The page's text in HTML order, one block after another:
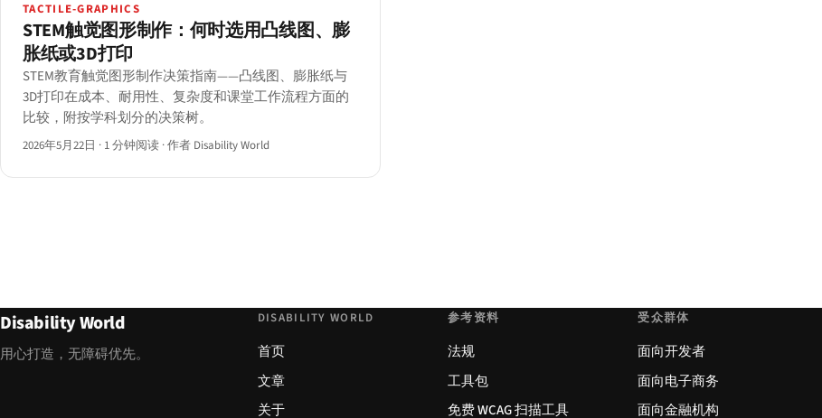
TACTILE-GRAPHICS
STEM触觉图形制作：何时选用凸线图、膨
胀纸或3D打印
STEM教育触觉图形制作决策指南——凸线图、膨胀纸与
3D打印在成本、耐用性、复杂度和课堂工作流程方面的
比较，附按学科划分的决策树。
2026年5月22日 · 1 分钟阅读 ·作者 Disability World
Disability World
用心打造，无障碍优先。
DISABILITY WORLD
首页
文章
关于
参考资料
法规
工具包
免费 WCAG 扫描工具
受众群体
面向开发者
面向电子商务
面向金融机构